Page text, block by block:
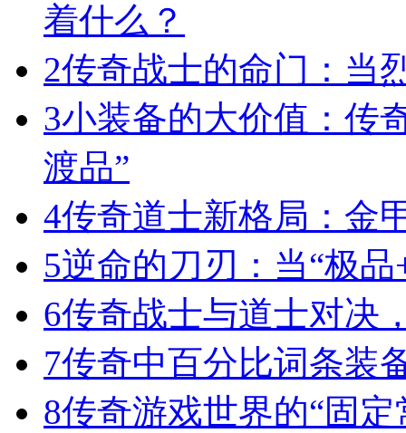
着什么？
2传奇战士的命门：当
3小装备的大价值：传
渡品”
4传奇道士新格局：金
5逆命的刀刃：当“极
6传奇战士与道士对决
7传奇中百分比词条装
8传奇游戏世界的“固